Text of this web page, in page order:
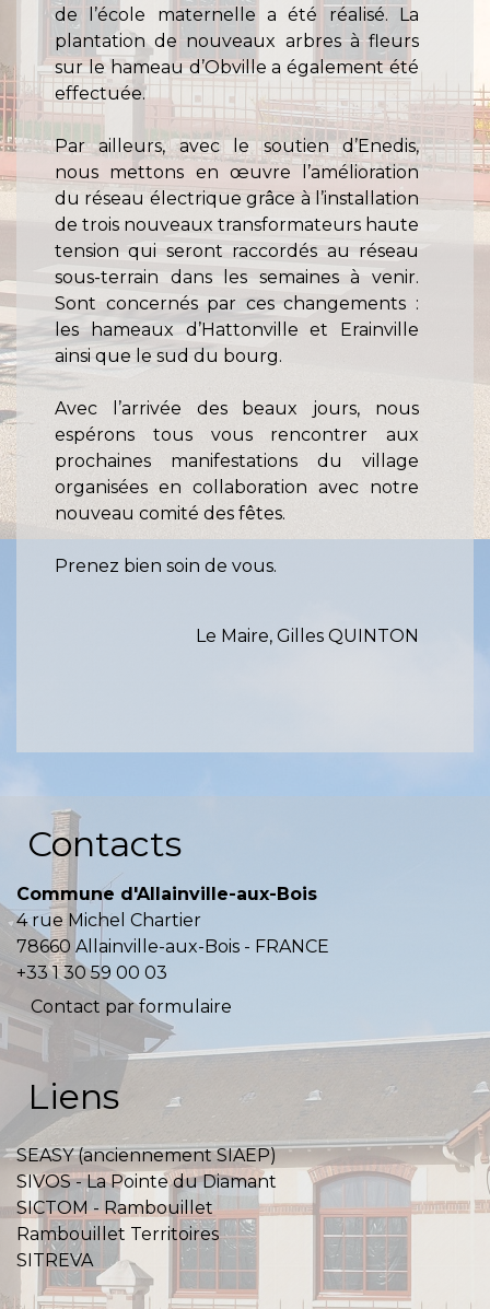
de l’école maternelle a été réalisé. La
plantation de nouveaux arbres à fleurs
sur le hameau d’Obville a également été
effectuée.
Par ailleurs, avec le soutien d’Enedis,
nous mettons en œuvre l’amélioration
du réseau électrique grâce à l’installation
de trois nouveaux transformateurs haute
tension qui seront raccordés au réseau
sous-terrain dans les semaines à venir.
Sont concernés par ces changements :
les hameaux d’Hattonville et Erainville
ainsi que le sud du bourg.
Avec l’arrivée des beaux jours, nous
espérons tous vous rencontrer aux
prochaines manifestations du village
organisées en collaboration avec notre
nouveau comité des fêtes.
Prenez bien soin de vous.
Le Maire, Gilles QUINTON
Contacts
Commune d'Allainville-aux-Bois
4 rue Michel Chartier
78660 Allainville-aux-Bois - FRANCE
+33 1 30 59 00 03
Contact par formulaire
Liens
SEASY (anciennement SIAEP)
SIVOS - La Pointe du Diamant
SICTOM - Rambouillet
Rambouillet Territoires
SITREVA